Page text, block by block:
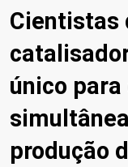
Cientistas
único
produção